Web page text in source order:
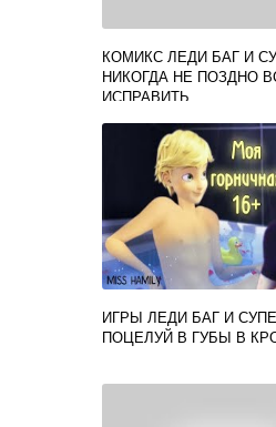
КОМИКС ЛЕДИ БАГ И
НИКОГДА НЕ ПОЗДНО
ИСПРАВИТЬ
ИГРЫ ЛЕДИ БАГ И
ПОЦЕЛУЙ В ГУБЫ В